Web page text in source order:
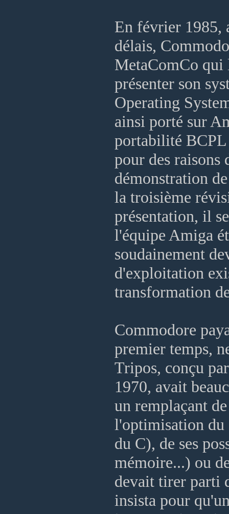
En février 1985,
délais,
MetaComCo qui
présenter son
Operating
ainsi porté sur
portabilité BCPL
pour des
démonstration
la troisième
présentation, il
l'équipe Amiga
soudainement
d'exploitation
transformation
Commodore
premier temps,
Tripos, conçu
1970, avait
un remplaçant
l'optimisation du
du C), de ses
mémoire...) ou
devait tirer parti
insista pour